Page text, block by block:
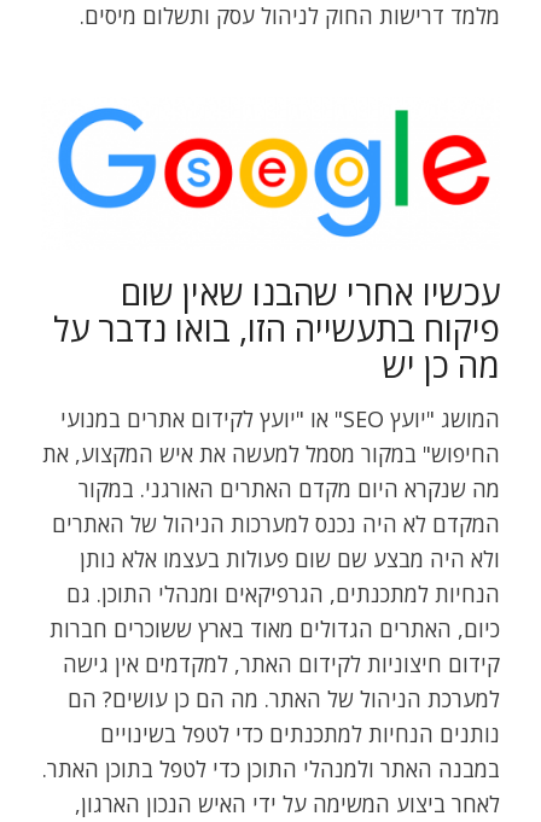
מלמד דרישות החוק לניהול עסק ותשלום מיסים.
עכשיו אחרי שהבנו שאין שום
פיקוח בתעשייה הזו, בואו נדבר על
מה כן יש
המושג "יועץ SEO" או "יועץ לקידום אתרים במנועי
החיפוש" במקור מסמל למעשה את איש המקצוע, את
מה שנקרא היום מקדם האתרים האורגני. במקור
המקדם לא היה נכנס למערכות הניהול של האתרים
ולא היה מבצע שם שום פעולות בעצמו אלא נותן
הנחיות למתכנתים, הגרפיקאים ומנהלי התוכן. גם
כיום, האתרים הגדולים מאוד בארץ ששוכרים חברות
קידום חיצוניות לקידום האתר, למקדמים אין גישה
למערכת הניהול של האתר. מה הם כן עושים? הם
נותנים הנחיות למתכנתים כדי לטפל בשינויים
במבנה האתר ולמנהלי התוכן כדי לטפל בתוכן האתר.
לאחר ביצוע המשימה על ידי האיש הנכון הארגון,